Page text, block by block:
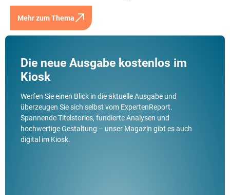
Mehr zum Thema
Die neue Ausgabe kostenlos im
Kiosk
Werfen Sie einen Blick in die aktuelle Ausgabe und
überzeugen Sie sich selbst vom ExpertenReport.
Spannende Titelstories, fundierte Analysen und
hochwertige Gestaltung – unser Magazin gibt es auch
digital im Kiosk.